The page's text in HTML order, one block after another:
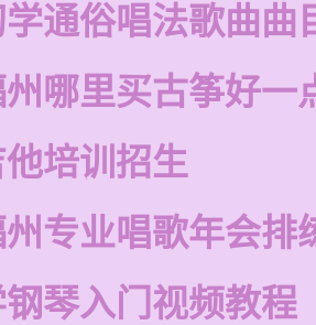
通俗唱法歌曲曲
哪里买古筝好一
他培训招生
专业唱歌年会排
钢琴入门视频教程